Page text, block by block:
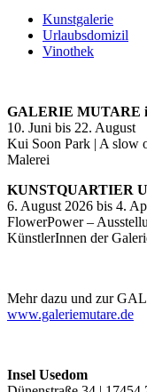
Kunstgalerie
Urlaubsdomizil
Vinothek
GALERIE MUTARE
10. Juni bis 22. August
Kui Soon Park | A slow
Malerei
KUNSTQUARTIER
6. August 2026 bis 4.
FlowerPower –
KünstlerInnen der
Mehr dazu und zur
www.galeriemutare.de
Insel Usedom